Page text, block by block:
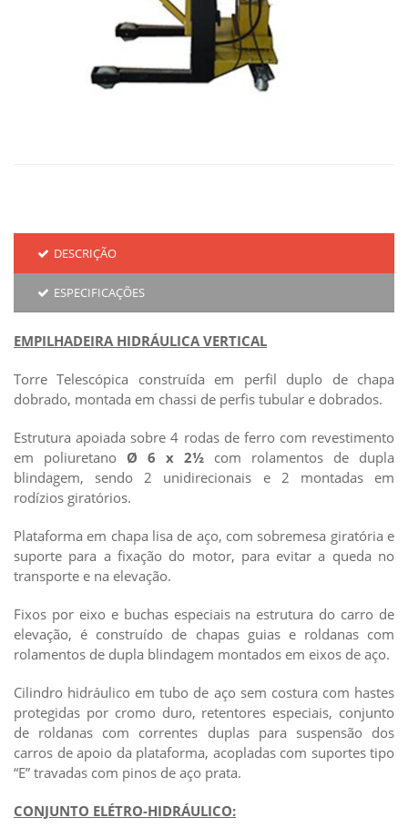
DESCRIÇÃO
ESPECIFICAÇÕES
EMPILHADEIRA HIDRÁULICA VERTICAL
Torre Telescópica construída em perfil duplo de chapa
dobrado, montada em chassi de perfis tubular e dobrados.
Estrutura apoiada sobre 4 rodas de ferro com revestimento
em poliuretano Ø 6 x 2½ com rolamentos de dupla
blindagem, sendo 2 unidirecionais e 2 montadas em
rodízios giratórios.
Plataforma em chapa lisa de aço, com sobremesa giratória e
suporte para a fixação do motor, para evitar a queda no
transporte e na elevação.
Fixos por eixo e buchas especiais na estrutura do carro de
elevação, é construído de chapas guias e roldanas com
rolamentos de dupla blindagem montados em eixos de aço.
Cilindro hidráulico em tubo de aço sem costura com hastes
protegidas por cromo duro, retentores especiais, conjunto
de roldanas com correntes duplas para suspensão dos
carros de apoio da plataforma, acopladas com suportes tipo
“E” travadas com pinos de aço prata.
CONJUNTO ELÉTRO-HIDRÁULICO: